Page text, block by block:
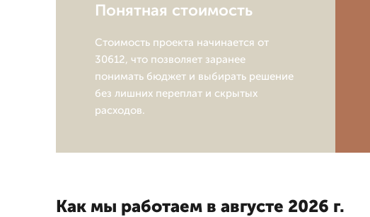
Понятная стоимость
Стоимость проекта начинается от
30612, что позволяет заранее
понимать бюджет и выбирать решение
без лишних переплат и скрытых
расходов.
Как мы работаем в августе 2026 г.